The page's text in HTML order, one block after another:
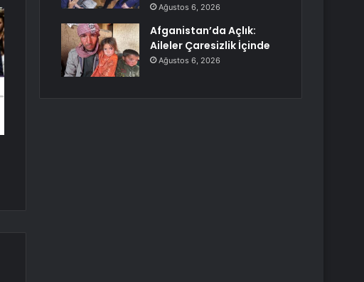
Ağustos 6, 2026
Afganistan’da Açlık:
Aileler Çaresizlik İçinde
Ağustos 6, 2026